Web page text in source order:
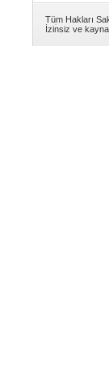
Tüm Hakları
İzinsiz ve